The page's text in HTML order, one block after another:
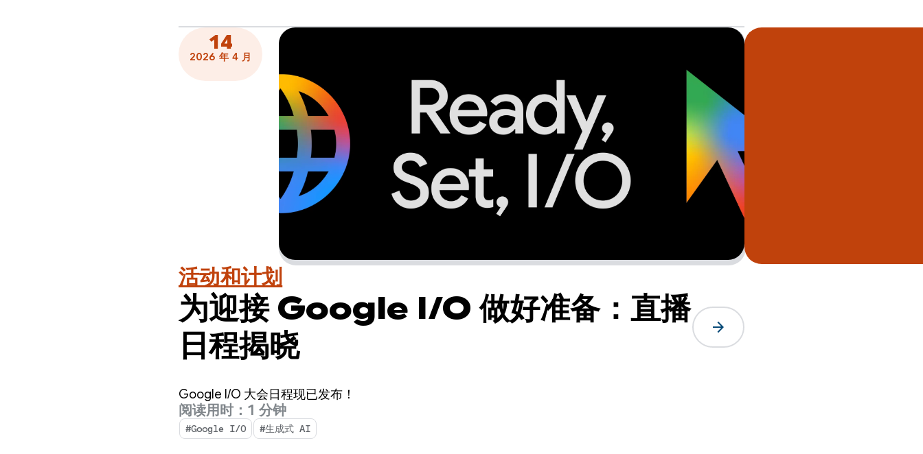
14
2026 年 4 月
活动和计划
为迎接 Google I/O 做好准备：直播
日程揭晓
arrow_forward
Google I/O 大会日程现已发布！
阅读用时：1 分钟
#Google I/O #生成式 AI